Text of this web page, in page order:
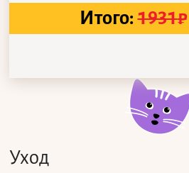
Итого: 1931₽
Уход